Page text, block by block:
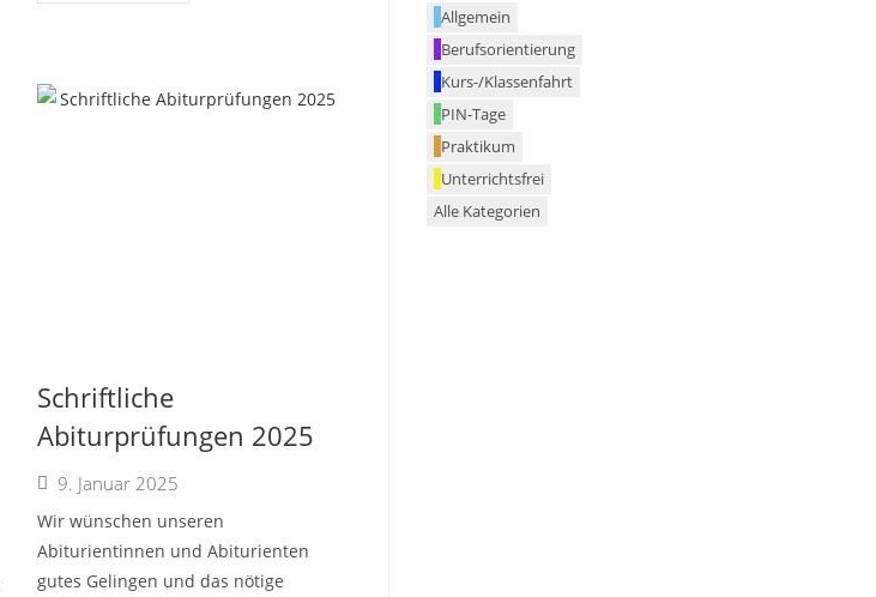
Schriftliche
Abiturprüfungen 2025
9. Januar 2025
Wir wünschen unseren
Abiturientinnen und Abiturienten
gutes Gelingen und das nötige
Allgemein
Berufsorientierung
Kurs-/Klassenfahrt
PIN-Tage
Praktikum
Unterrichtsfrei
Alle Kategorien